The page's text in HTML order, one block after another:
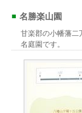
■ 名勝楽山園
甘楽郡の小幡藩二
名庭園です。